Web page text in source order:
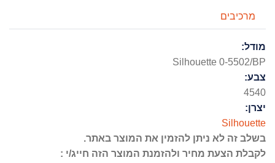
מרכיבים
מודל:
Silhouette 0-5502/BP
צבע:
4540
יצרן:
Silhouette
בשלב זה לא ניתן להזמין את המוצר באתר.
לקבלת הצעת מחיר ולהזמנת המוצר הזה חייג/י :